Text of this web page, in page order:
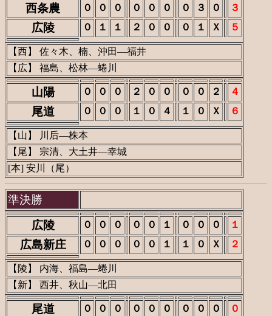
西条農 ０ ０ ０ ０ ０ ０ ０ ３ ０ ３
広陵 ０ １ １ ２ ０ ０ ０ １ Ｘ ５
【西】 佐々木、楠、沖田―福井
【広】 福島、松林―蜷川
山陽 ０ ０ ０ ２ ０ ０ ０ ０ ２ ４
尾道 ０ ０ ０ １ ０ ４ １ ０ Ｘ ６
【山】 川后―株本
【尾】 宗清、大土井―幸城
[本] 安川（尾）
準決勝
広陵
０ ０ ０ ０ ０ １ ０ ０ ０ １
広島新庄 ０ ０ ０ ０ ０ １ １ ０ Ｘ ２
【陵】 内海、福島―蜷川
【新】 西井、秋山―北田
尾道 ０ ０ ０ ０ ０ ０ ０ ０ ０ ０